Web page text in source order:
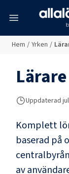
Hem / Yrken /
Uppdaterad
Komplett
baserad på
av